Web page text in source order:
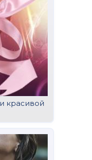
красивой